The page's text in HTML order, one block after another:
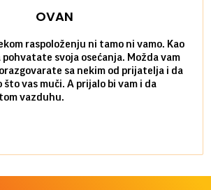
OVAN
raspoloženju ni tamo ni vamo. Kao
pohvatate svoja osećanja. Možda vam
sa nekim od prijatelja i da
što vas muči. A prijalo bi vam i da
vazduhu.